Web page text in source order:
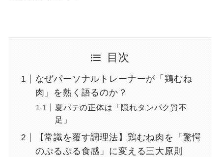
目次
なぜパーソナルトレーナーが「鶏むね
肉」を熱く語るのか？
夏バテの正体は「隠れタンパク質不
足」
【常識を覆す調理法】鶏むね肉を「驚愕
のぷるぷる食感」に変える三大原則